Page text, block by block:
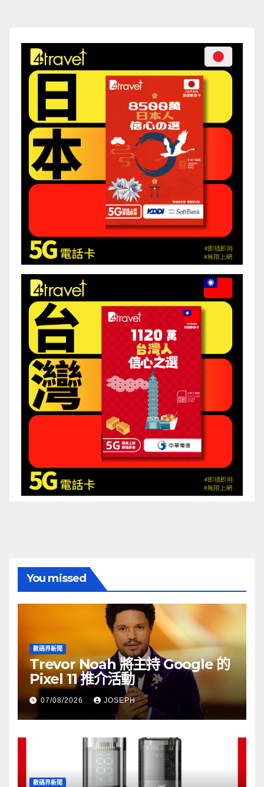
You missed
數碼界新聞
Trevor Noah 將主持 Google 的
Pixel 11 推介活動
07/08/2026 JOSEPH
數碼界新聞